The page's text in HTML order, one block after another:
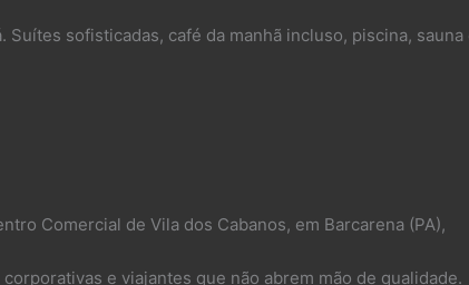
sofisticadas, café da manhã incluso, piscina,
Comercial de Vila dos Cabanos, em Barcarena (PA),
e viajantes que não abrem mão de qualidade.